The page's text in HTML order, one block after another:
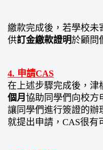
繳款完成後，若學校未
供訂金繳款證明於顧問
4. 申請CAS
在上述步驟完成後，津
個月 協助同學們向校方
讓同學們進行簽證的辦
就提出申請，CAS很有